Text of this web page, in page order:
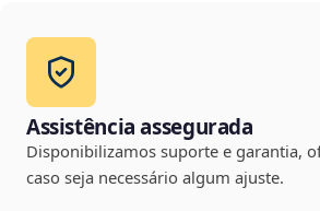
Assistência assegurada
Disponibilizamos suporte e garantia,
caso seja necessário algum ajuste.